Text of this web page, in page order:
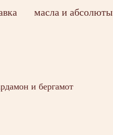
масла и абсолюты
и бергамот